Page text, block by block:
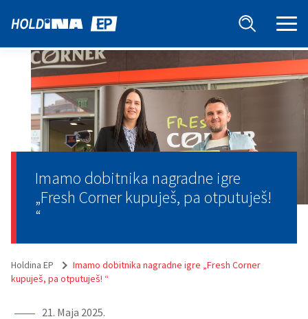
Imamo dobitnika nagradne igre
„Fresh Corner kupuješ, pa otputuješ!
“
Holdina EP
Imamo dobitnika nagradne igre „Fresh Corner
kupuješ, pa otputuješ! “
21. Maja 2025.